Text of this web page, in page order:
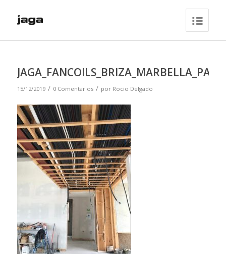
15/12/2019 / 0 Comentarios / por Rocio Delgado